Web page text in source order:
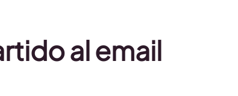
al email